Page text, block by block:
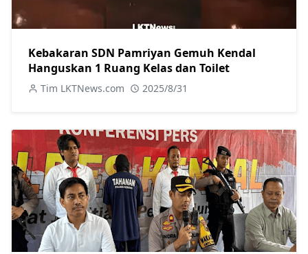
Kebakaran SDN Pamriyan Gemuh Kendal
Hanguskan 1 Ruang Kelas dan Toilet
Tim LKTNews.com 2025/8/31